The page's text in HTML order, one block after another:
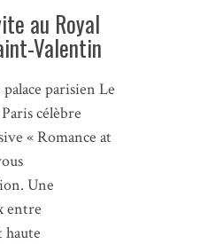
au Royal
Valentin
parisien Le
célèbre
« Romance at
Une
entre